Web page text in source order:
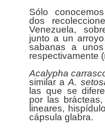
Sólo
dos
Venezuela,
junto a un
sabanas a
respectivamente
Acalypha
similar aA.
las que se
por las
lineares,
cápsula glabra.